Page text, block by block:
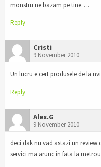
monstru ne bazam pe tine….
Reply
Cristi
9 November 2010
Un lucru e cert produsele de la
Reply
Alex.G
9 November 2010
deci dak nu vad astazi un review
servici ma arunc in fata la